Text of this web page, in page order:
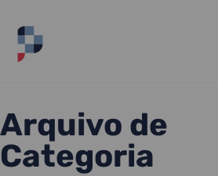
HOME
Arquivo de
Categoria